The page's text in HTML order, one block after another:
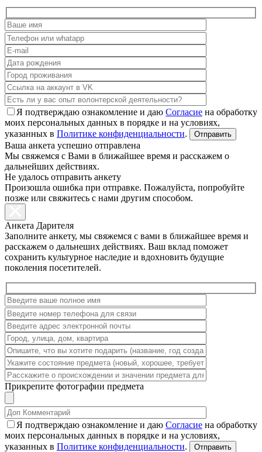
Я подтверждаю ознакомление и даю Согласие на обработку
моих персональных данных в порядке и на условиях,
указанных в Политике конфиденциальности.
Ваша анкета успешно отправлена
Мы свяжемся с Вами в ближайшее время и расскажем о
дальнейших действиях.
Не удалось отправить анкету
Произошла ошибка при отправке. Пожалуйста, попробуйте
позже или свяжитесь с нами другим способом.
Анкета Дарителя
Заполните анкету, мы свяжемся с вами в ближайшее время и
расскажем о дальнеших действиях. Ваш вклад поможет
сохранить культурное наследие и вдохновить будущие
поколения посетителей.
Прикрепите фотографии предмета
Я подтверждаю ознакомление и даю Согласие на обработку
моих персональных данных в порядке и на условиях,
указанных в Политике конфиденциальности.